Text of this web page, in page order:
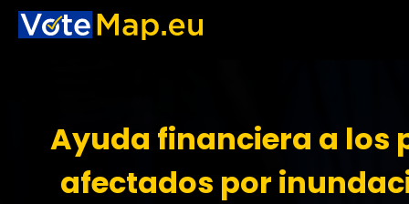
Ayuda financiera a los
afectados por